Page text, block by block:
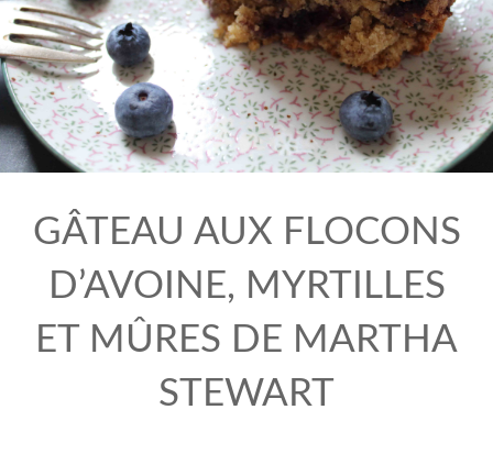
GÂTEAU AUX FLOCONS
D’AVOINE, MYRTILLES
ET MÛRES DE MARTHA
STEWART